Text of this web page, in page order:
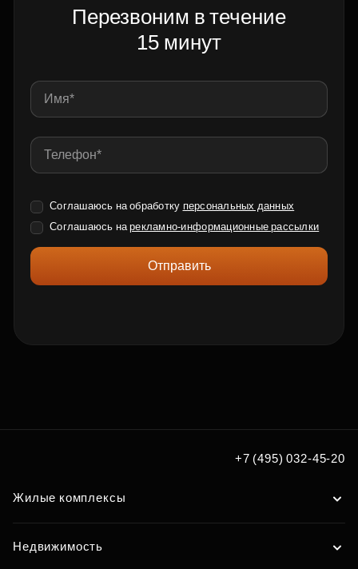
Перезвоним в течение
15 минут
Соглашаюсь на обработку персональных данных
Соглашаюсь нарекламно-информационные рассылки
Отправить
+7 (495) 032-45-20
Жилые комплексы
Недвижимость